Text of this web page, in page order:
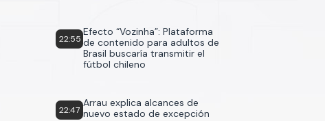
22:55
Efecto “Vozinha”: Plataforma
de contenido para adultos de
Brasil buscaría transmitir el
fútbol chileno
22:47
Arrau explica alcances de
nuevo estado de excepción